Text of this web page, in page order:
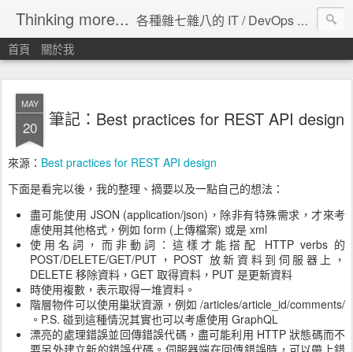
Thinking more... 各種雜七雜八的 IT / DevOps 工具 / 程式設計 / 雲端服務分享。
首頁 關於我
MAY
20 筆記：Best practices for REST API design
來源： Best practices for REST API design
下面是看完以後，我的整理、摘要以及一點自己的想法：
盡可能使用 JSON (application/json)，除非有特殊需求，才來考
慮使用其他格式，例如 form (上傳檔案) 或是 xml
使用名詞，而非動詞：這樣才能搭配 HTTP verbs 的
POST/DELETE/GET/PUT，POST 放新資料到伺服器上，
DELETE 移除資料，GET 取得資料，PUT 是更新資料
時使用複數，表示取得一堆資料。
階層物件可以使用巢狀資源，例如 /articles/article_id/comments/
。P.S. 碰到這種情況其實也可以考慮使用 GraphQL
漂亮的處理錯誤並回傳錯誤代碼，盡可能利用 HTTP 狀態碼而不
要另外建立新的錯誤代碼。伺服器端在回傳錯誤時，可以帶上錯